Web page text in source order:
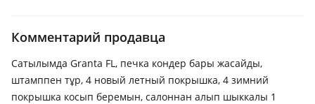
Комментарий продавца
Сатылымда Granta FL, печка кондер бары жасайды,
штамппен тұр, 4 новый летный покрышка, 4 зимний
покрышка косып беремын, салоннан алып шыккалы 1